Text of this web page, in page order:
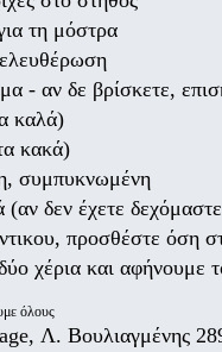
τη μόστρα
δε βρίσκετε,
καλά)
κακά)
δεν έχετε δεχόμαστε
προσθέστε όση
χέρια και αφήνουμε
όλους
Λ. Βουλιαγμένης